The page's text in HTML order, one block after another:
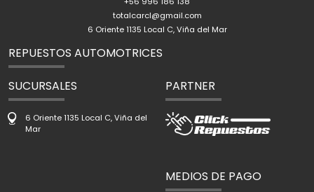
totalcarcl@gmail.com
6 Oriente 1135 Local C, Viña del Mar
REPUESTOS AUTOMOTRICES
SUCURSALES
6 Oriente 1135 Local C, Viña del
Mar
PARTNER
MEDIOS DE PAGO